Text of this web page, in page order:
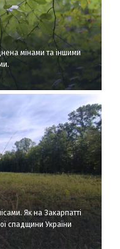
мінами та іншими
Як на Закарпатті
спадщини України